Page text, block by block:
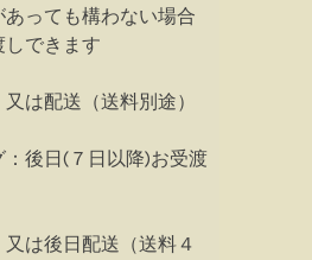
あっても構わない場合
しできます
（送料別途）
：後日(７日以降)お受渡
配送（送料４